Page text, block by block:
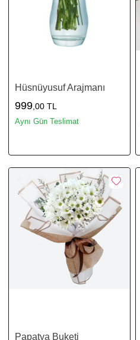
Hüsnüyusuf Arajmanı
999,00 TL
Aynı Gün Teslimat
Papatya Buketi